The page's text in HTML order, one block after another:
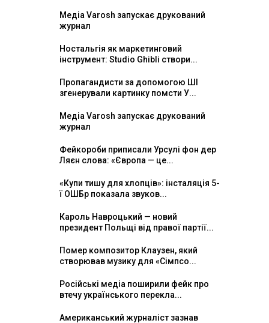
Медіа Varosh запускає друкований
журнал
Ностальгія як маркетинговий
інструмент: Studio Ghibli створи...
Пропагандисти за допомогою ШІ
згенерували картинку помсти У...
Медіа Varosh запускає друкований
журнал
Фейкороби приписали Урсулі фон дер
Ляєн слова: «Європа — це...
«Купи тишу для хлопців»: інсталяція 5-
ї ОШБр показала звуков...
Кароль Навроцький — новий
президент Польщі від правої партії...
Помер композитор Клаузен, який
створював музику для «Сімпсо...
Російські медіа поширили фейк про
втечу українського перекла...
Американський журналіст зазнав